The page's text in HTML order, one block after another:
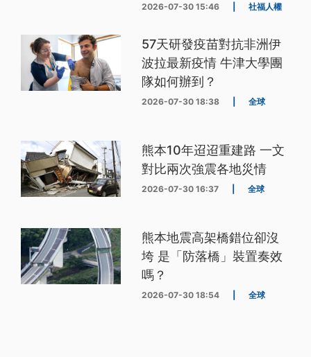
2026-07-30 15:46 社福人權
57天研發疫苗對抗非洲伊
波拉最新疫情 牛津大學團
隊如何辦到？
2026-07-30 18:38 全球
熊本10年迢迢重建路 一文
對比兩次強震各地災情
2026-07-30 16:37 全球
熊本地震高架橋錯位卻沒
垮 是「防落橋」裝置奏效
嗎？
2026-07-30 18:54 全球